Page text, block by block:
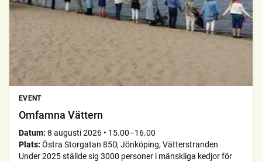
EVENT
Omfamna Vättern
Datum: 8 augusti 2026 • 15.00–16.00
Plats: Östra Storgatan 85D, Jönköping, Vätterstranden
Under 2025 ställde sig 3000 personer i mänskliga kedjor för